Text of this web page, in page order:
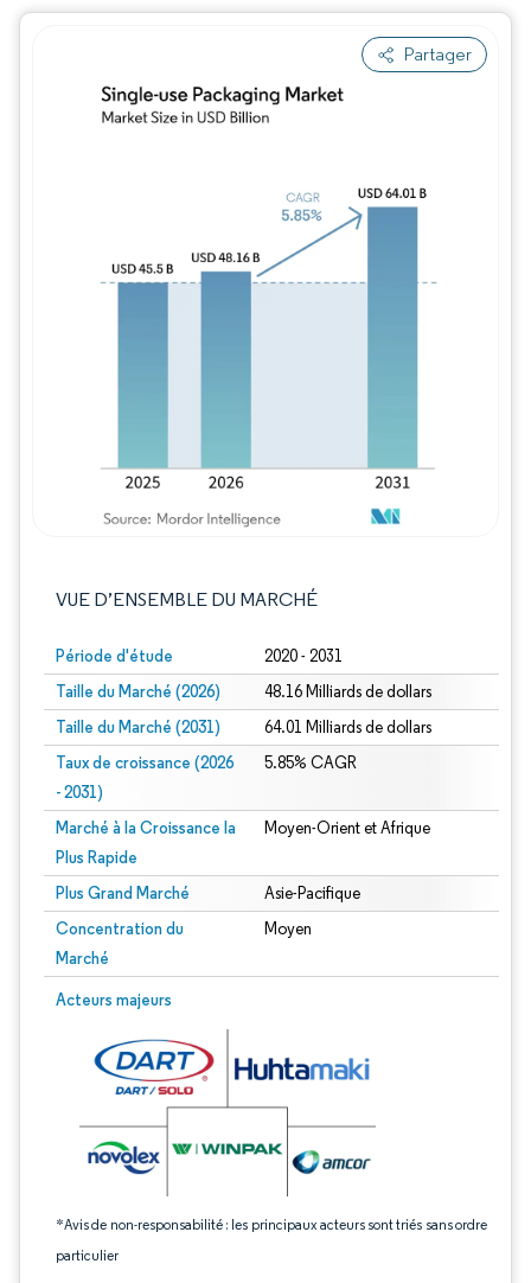
Partager
VUE D’ENSEMBLE DU MARCHÉ
Période d'étude 2020 - 2031
Taille du Marché (2026) 48.16 Milliards de dollars
Taille du Marché (2031) 64.01 Milliards de dollars
Taux de croissance (2026
- 2031)
5.85% CAGR
Marché à la Croissance la
Plus Rapide
Moyen-Orient et Afrique
Plus Grand Marché Asie-Pacifique
Concentration du
Marché
Moyen
Acteurs majeurs
*Avis de non-responsabilité : les principaux acteurs sont triés sans ordre
particulier
Image © Mordor Intelligence. La réutilisation nécessite une attribution sous CC